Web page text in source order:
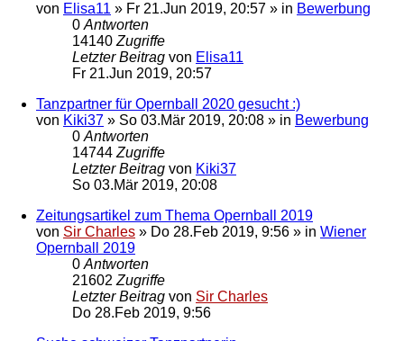
von Elisa11 » Fr 21.Jun 2019, 20:57 » in Bewerbung
0 Antworten
14140 Zugriffe
Letzter Beitrag von Elisa11
Fr 21.Jun 2019, 20:57
Tanzpartner für Opernball 2020 gesucht :)
von Kiki37 » So 03.Mär 2019, 20:08 » in Bewerbung
0 Antworten
14744 Zugriffe
Letzter Beitrag von Kiki37
So 03.Mär 2019, 20:08
Zeitungsartikel zum Thema Opernball 2019
von Sir Charles » Do 28.Feb 2019, 9:56 » in Wiener
Opernball 2019
0 Antworten
21602 Zugriffe
Letzter Beitrag von Sir Charles
Do 28.Feb 2019, 9:56